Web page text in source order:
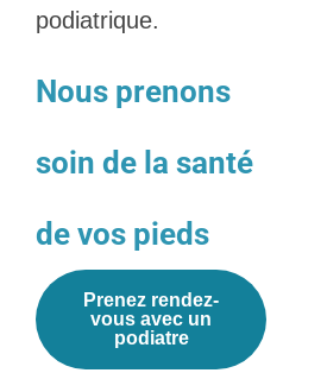
podiatrique.
Nous prenons
soin de la santé
de vos pieds
Prenez rendez-
vous avec un
podiatre